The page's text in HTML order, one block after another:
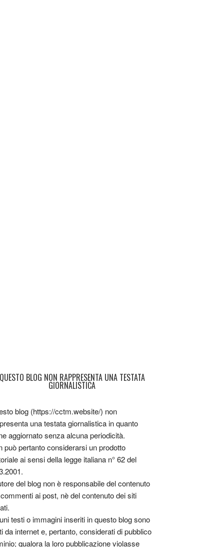
QUESTO BLOG NON RAPPRESENTA UNA TESTATA
GIORNALISTICA
blog (https://cctm.website/) non
una testata giornalistica in quanto
aggiornato senza alcuna periodicità.
può pertanto considerarsi un prodotto
ai sensi della legge italiana n° 62 del
del blog non è responsabile del contenuto
ai post, nè del contenuto dei siti
testi o immagini inseriti in questo blog sono
da internet e, pertanto, considerati di pubblico
qualora la loro pubblicazione violasse